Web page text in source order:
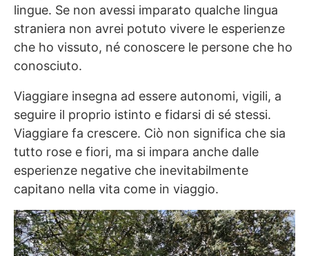
lingue. Se non avessi imparato qualche lingua
straniera non avrei potuto vivere le esperienze
che ho vissuto, né conoscere le persone che ho
conosciuto.
Viaggiare insegna ad essere autonomi, vigili, a
seguire il proprio istinto e fidarsi di sé stessi.
Viaggiare fa crescere. Ciò non significa che sia
tutto rose e fiori, ma si impara anche dalle
esperienze negative che inevitabilmente
capitano nella vita come in viaggio.